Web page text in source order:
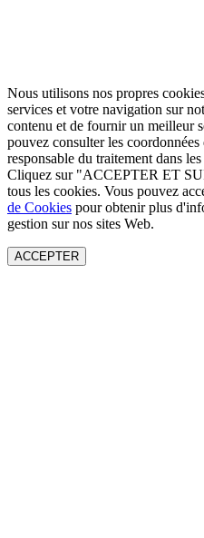
Nous utilisons nos propres
services et votre navigation sur
contenu et de fournir un meilleur
pouvez consulter les
responsable du traitement dans les
Cliquez sur "ACCEPTER ET
tous les cookies. Vous pouvez
de Cookies pour obtenir plus
gestion sur nos sites Web.
ACCEPTER